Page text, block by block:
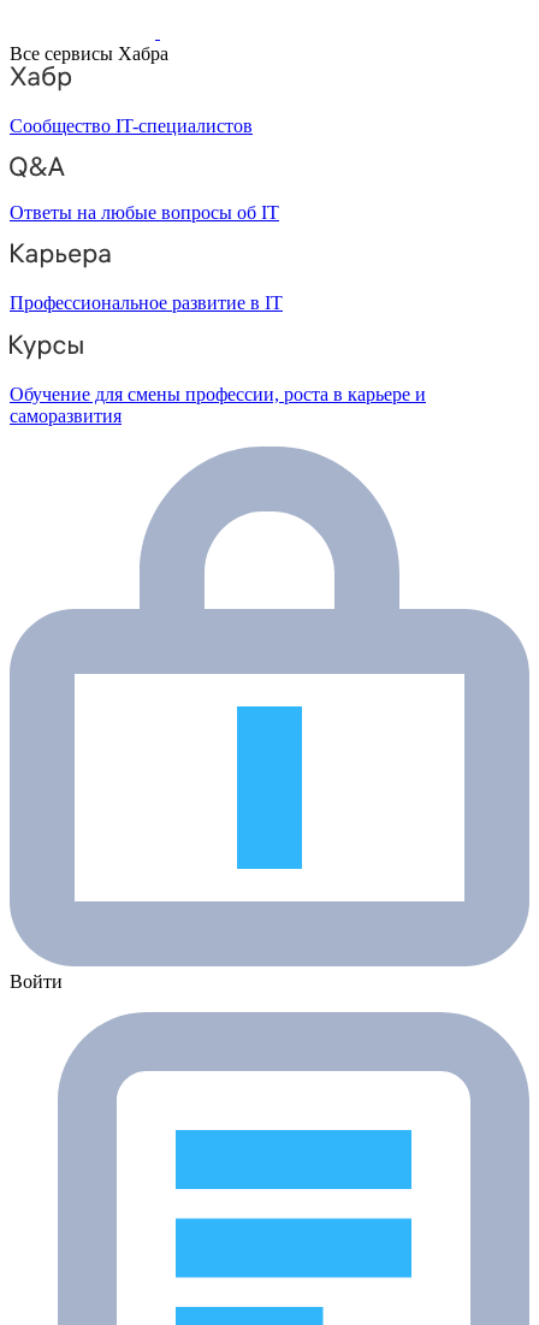
Все сервисы Хабра
Сообщество IT-специалистов
Ответы на любые вопросы об IT
Профессиональное развитие в IT
Обучение для смены профессии, роста в карьере и
саморазвития
Войти